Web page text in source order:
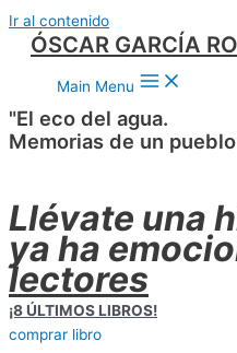
Ir al contenido
ÓSCAR GARCÍA
Main Menu
"El eco del agua.
Memorias de un
Llévate una
ya ha
lectores
¡8 ÚLTIMOS LIBROS!
comprar libro